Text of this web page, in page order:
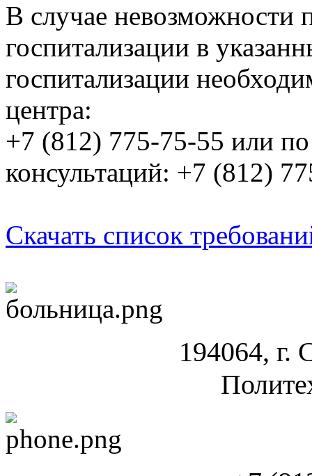
В случае невозможности
госпитализации в
госпитализации
центра:
+7 (812) 775-75-55 или
консультаций: +7 (812)
Скачать список
194064, г.